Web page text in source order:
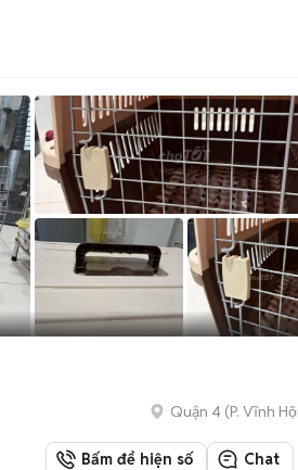
Quận 4 (P. Vĩnh
Bấm để hiện số Chat